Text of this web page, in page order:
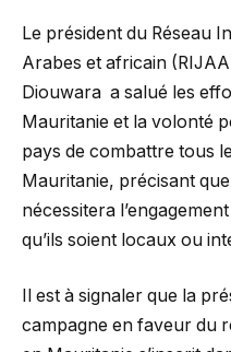
Le président du Réseau
Arabes et africain
Diouwara a salué les
Mauritanie et la volonté
pays de combattre tous
Mauritanie, précisant
nécessitera
qu’ils soient locaux ou
Il est à signaler que la
campagne en faveur du